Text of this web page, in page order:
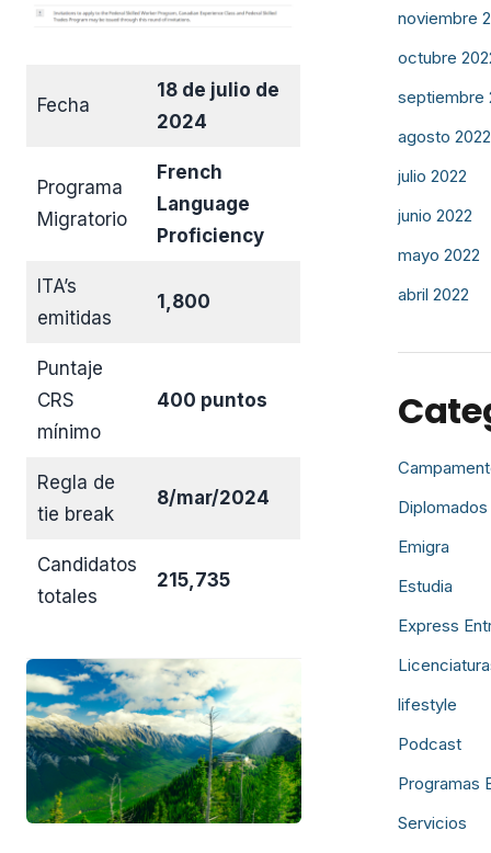
Fecha
18 de julio de
2024
Programa
Migratorio
French
Language
Proficiency
ITA’s
emitidas
1,800
Puntaje
CRS
mínimo
400 puntos
Regla de
tie break
8/mar/2024
Candidatos
totales
215,735
noviembre
octubre
septiembre
agosto 2022
julio 2022
junio 2022
mayo 2022
abril 2022
Diplomados
Emigra
Estudia
Express
lifestyle
Podcast
Programas
Servicios